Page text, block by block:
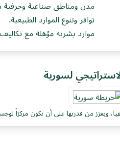
مدن ومناطق صناعية وحرفية
توافر وتنوع الموارد الطبيعية.
موارد بشرية مؤهلة مع
لسورية
ويعزز من قدرتها على أن تكون مركزاً